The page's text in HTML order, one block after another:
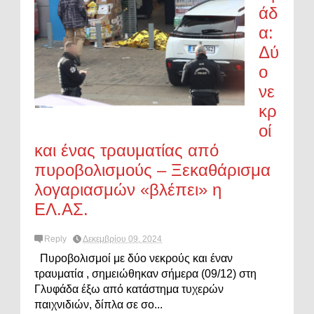
άδ
α:
Δύ
ο
νε
κρ
οί
και ένας τραυματίας από
πυροβολισμούς – Ξεκαθάρισμα
λογαριασμών «βλέπει» η
ΕΛ.ΑΣ.
Reply Δεκεμβρίου 09, 2024
Πυροβολισμοί με δύο νεκρούς και έναν
τραυματία , σημειώθηκαν σήμερα (09/12) στη
Γλυφάδα έξω από κατάστημα τυχερών
παιχνιδιών, δίπλα σε σο...